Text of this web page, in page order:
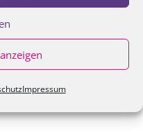
Impressum